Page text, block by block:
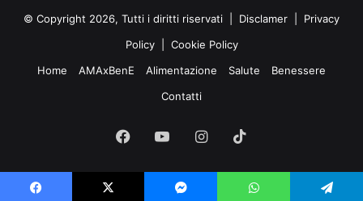
© Copyright 2026, Tutti i diritti riservati | Disclamer
Privacy
Policy
Cookie Policy
Home
AMAxBenE Alimentazione Salute
Benessere
Contatti
Facebook
Tube
Instagram